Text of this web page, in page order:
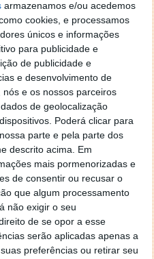
armazenamos e/ou acedemos
cookies, e processamos
únicos e informações
para publicidade e
de publicidade e
e desenvolvimento de
e os nossos parceiros
de geolocalização
Poderá clicar para
parte e pela parte dos
descrito acima. Em
mais pormenorizadas e
de consentir ou recusar o
que algum processamento
não exigir o seu
de se opor a esse
serão aplicadas apenas a
preferências ou retirar seu
próxima
o Opera Coast fez
de aproveitar o
apresentação de